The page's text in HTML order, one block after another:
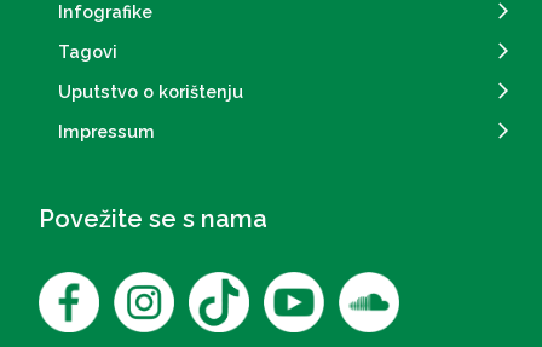
Infografike
Tagovi
Uputstvo o korištenju
Impressum
Povežite se s nama